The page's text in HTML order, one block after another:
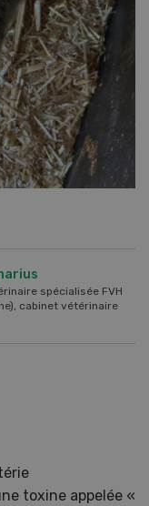
spécialisée FVH
cabinet vétérinaire
toxine appelée «